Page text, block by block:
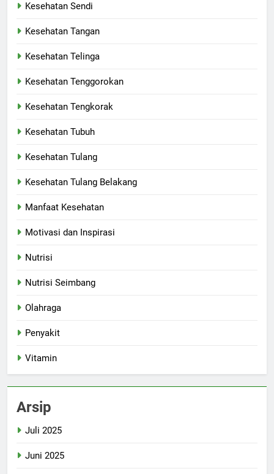
Kesehatan Sendi
Kesehatan Tangan
Kesehatan Telinga
Kesehatan Tenggorokan
Kesehatan Tengkorak
Kesehatan Tubuh
Kesehatan Tulang
Kesehatan Tulang Belakang
Manfaat Kesehatan
Motivasi dan Inspirasi
Nutrisi
Nutrisi Seimbang
Olahraga
Penyakit
Vitamin
Arsip
Juli 2025
Juni 2025